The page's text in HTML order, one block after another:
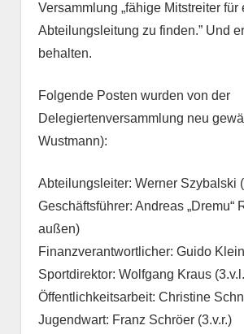
Versammlung „fähige Mitstreiter für
Abteilungsleitung zu finden.” Und
behalten.
Folgende Posten wurden von der
Delegiertenversammlung neu
Wustmann):
Abteilungsleiter: Werner Szybalski
Geschäftsführer: Andreas „Dremu“
außen)
Finanzverantwortlicher: Guido
Sportdirektor: Wolfgang Kraus
Öffentlichkeitsarbeit: Christine
Jugendwart: Franz Schröer (3.v.r.)